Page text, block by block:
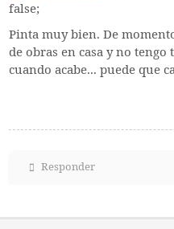
false;
Pinta muy bien. De
de obras en casa y no
cuando acabe... puede que
Responder